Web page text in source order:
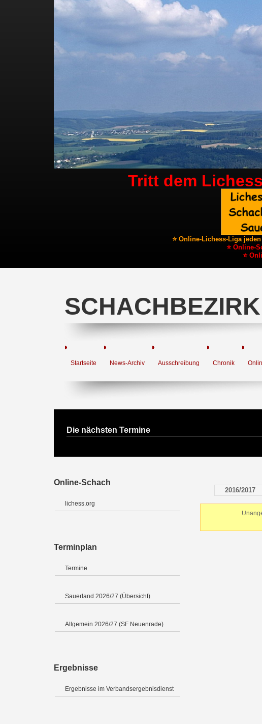
Tritt dem
⭐ Online-Lichess-Liga
⭐ Online-
⭐
Startseite News-Archiv Ausschreibung Chronik
Die nächsten Termine
Online-Schach
lichess.org
Terminplan
Termine
Sauerland 2026/27 (Übersicht)
Allgemein 2026/27 (SF Neuenrade)
Ergebnisse
Ergebnisse im Verbandsergebnisdienst
2016/2017